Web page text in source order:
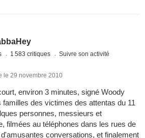
1 583 critiques Suivre son activité
le 29 novembre 2010
environ 3 minutes, signé Woody
familles des victimes des attentas du 11
personnes, messieurs et
filmées au téléphones dans les rues de
conversations, et finalement